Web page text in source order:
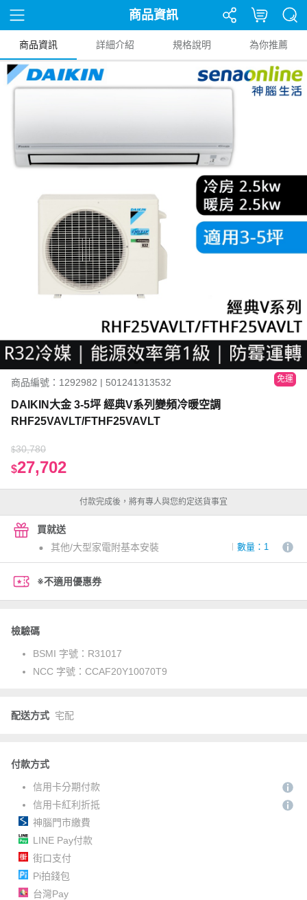
商品資訊
商品資訊 詳細介紹 規格說明 為你推薦
商品編號：1292982 | 501241313532 免運
DAIKIN大金 3-5坪 經典V系列變頻冷暖空調
RHF25VAVLT/FTHF25VAVLT
$30,780
$27,702
付款完成後，將有專人與您約定送貨事宜
買就送
其他/大型家電附基本安裝
數量：1
※不適用優惠券
檢驗碼
BSMI 字號： R31017
NCC 字號： CCAF20Y10070T9
配送方式 宅配
付款方式
信用卡分期付款
信用卡紅利折抵
神腦門市繳費
LINE Pay付款
街口支付
Pi拍錢包
台灣Pay